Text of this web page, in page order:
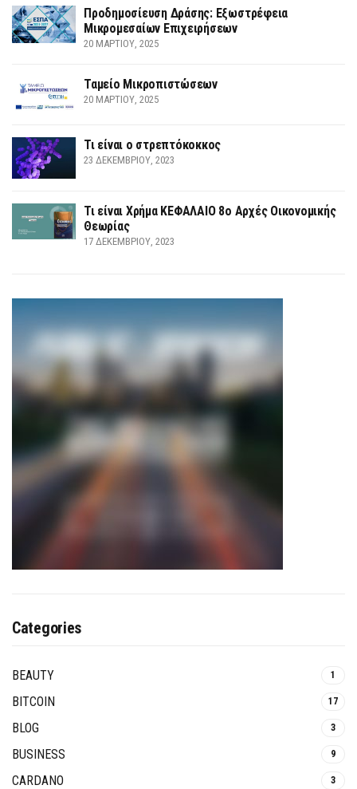
Προδημοσίευση Δράσης: Εξωστρέφεια
Μικρομεσαίων Επιχειρήσεων
20 ΜΑΡΤΊΟΥ, 2025
Ταμείο Μικροπιστώσεων
20 ΜΑΡΤΊΟΥ, 2025
Τι είναι ο στρεπτόκοκκος
23 ΔΕΚΕΜΒΡΊΟΥ, 2023
Τι είναι Χρήμα ΚΕΦΑΛΑΙΟ 8ο Αρχές Οικονομικής
Θεωρίας
17 ΔΕΚΕΜΒΡΊΟΥ, 2023
Categories
BEAUTY 1
BITCOIN 17
BLOG 3
BUSINESS 9
CARDANO 3